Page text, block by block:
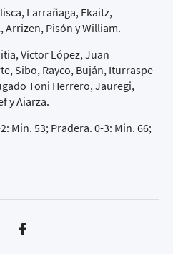
Larrañaga, Ekaitz,
Arrizen, Pisón y William.
Víctor López, Juan
Sibo, Rayco, Buján, Iturraspe
Toni Herrero, Jauregi,
y Aiarza.
Min. 53; Pradera. 0-3: Min. 66;